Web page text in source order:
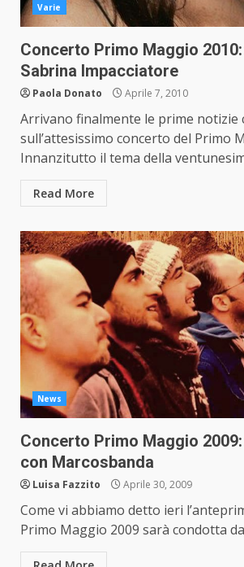
Varie
Concerto Primo Maggio
Sabrina Impacciatore
Paola Donato Aprile 7, 2010
Arrivano finalmente le prime notizie
sull’attesissimo concerto del Primo
Innanzitutto il tema della
Read More
News
Concerto Primo Maggio
con Marcosbanda
Luisa Fazzito Aprile 30, 2009
Come vi abbiamo detto ieri
Primo Maggio 2009 sarà condotta